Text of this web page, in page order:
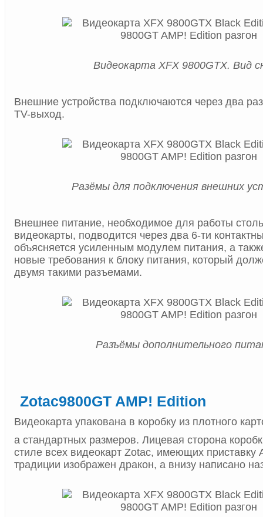
Видеокарта XFX 9800GTX. Вид
Внешние устройства подключаются через два
TV-выход.
Разёмы для подключения внешних
Внешнее питание, необходимое для работы
видеокарты, подводится через два 6-ти
объясняется усиленным модулем питания, а
новые требования к блоку питания, который
двумя такими разъемами.
Разъёмы дополнительного
Zotac9800GT AMP! Edition
Видеокарта упакована в коробку из плотного
а стандартных размеров. Лицевая сторона
стиле всех видеокарт Zotac, имеющих приставку
традиции изображен дракон, а внизу написано